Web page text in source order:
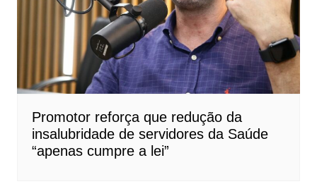
Promotor reforça que redução da
insalubridade de servidores da Saúde
“apenas cumpre a lei”